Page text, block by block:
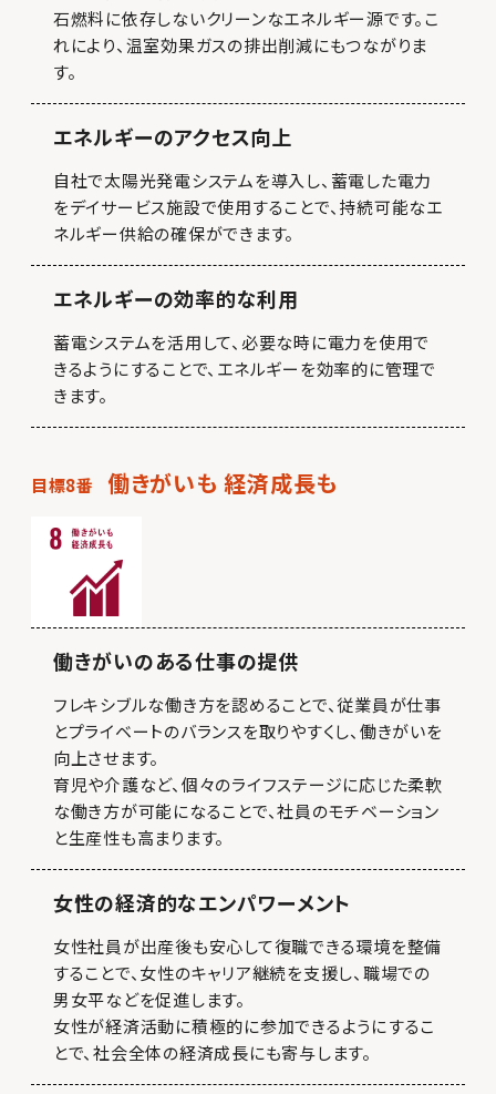
石燃料に依存しないクリーンなエネルギー源です。こ
れにより、温室効果ガスの排出削減にもつながりま
す。
エネルギーのアクセス向上
自社で太陽光発電システムを導入し、蓄電した電力
をデイサービス施設で使用することで、持続可能なエ
ネルギー供給の確保ができます。
エネルギーの効率的な利用
蓄電システムを活用して、必要な時に電力を使用で
きるようにすることで、エネルギーを効率的に管理で
きます。
目標8番 働きがいも 経済成長も
働きがいのある仕事の提供
フレキシブルな働き方を認めることで、従業員が仕事
とプライベートのバランスを取りやすくし、働きがいを
向上させます。
育児や介護など、個々のライフステージに応じた柔軟
な働き方が可能になることで、社員のモチベーション
と生産性も高まります。
女性の経済的なエンパワーメント
女性社員が出産後も安心して復職できる環境を整備
することで、女性のキャリア継続を支援し、職場での
男女平などを促進します。
女性が経済活動に積極的に参加できるようにするこ
とで、社会全体の経済成長にも寄与します。